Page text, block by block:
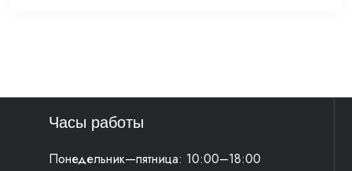
Часы работы
Понедельник—пятница: 10:00–18:00